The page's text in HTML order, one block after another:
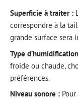
Superficie à traiter :
correspondre à la
grande surface sera
Type
froide ou chaude,
préférences.
Niveau sonore :